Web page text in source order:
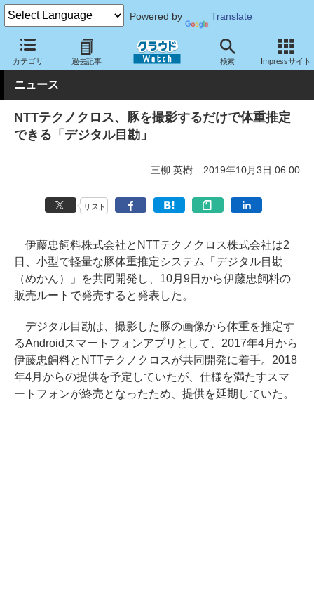
Powered by Translate
カテゴリ 過去記事 検索 Impressサイト
クラウド Watch サービス・ソフト ソフトウェア 業務関連ソフ
ニュース
NTTテクノクロス、豚を撮影するだけで体重推定
できる「デジタル目勘」
三柳 英樹 2019年10月3日 06:00
リスト
伊藤忠飼料株式会社とNTTテクノクロス株式会社は2
日、小型で軽量な豚体重推定システム「デジタル目勘
（めかん）」を共同開発し、10月9日から伊藤忠飼料の
販売ルートで発売すると発表した。
デジタル目勘は、撮影した豚の画像から体重を推定す
るAndroidスマートフォンアプリとして、2017年4月から
伊藤忠飼料とNTTテクノクロスが共同開発に着手。2018
年4月からの提供を予定していたが、仕様を満たすスマ
ートフォンが終売となったため、提供を延期していた。